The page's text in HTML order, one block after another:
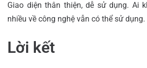
Giao diện thân thiện, dễ sử dụng. Ai
nhiều về công nghệ vẫn có thể sử dụng.
Lời kết